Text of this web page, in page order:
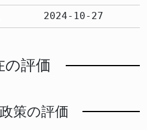
2024-10-27
の評価
策の評価